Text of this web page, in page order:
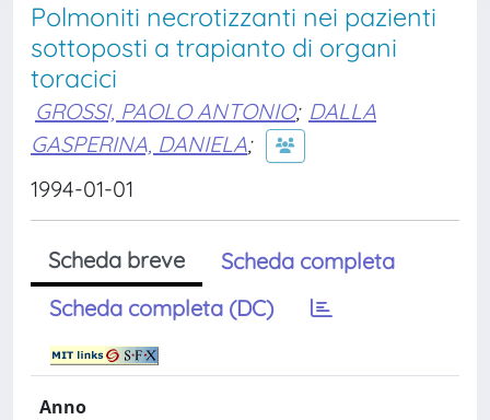
Polmoniti necrotizzanti nei pazienti
sottoposti a trapianto di organi
toracici
GROSSI, PAOLO ANTONIO; DALLA
GASPERINA, DANIELA;
1994-01-01
Scheda breve
Scheda completa
Scheda completa (DC)
Anno